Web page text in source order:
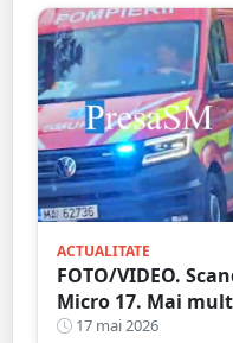
ACTUALITATE
FOTO/VIDEO.
Micro 17. Mai
după o bătaie
17 mai 2026